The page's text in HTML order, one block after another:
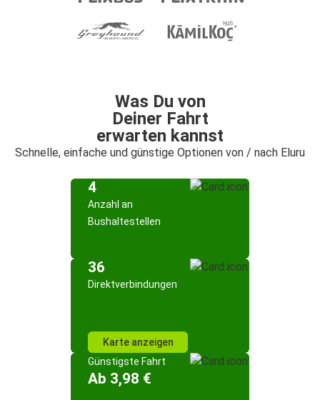
Was Du von
Deiner Fahrt
erwarten kannst
Schnelle, einfache und günstige Optionen von / nach Eluru
4
Anzahl an
Bushaltestellen
36
Direktverbindungen
Karte anzeigen
Günstigste Fahrt
Ab 3,98 €